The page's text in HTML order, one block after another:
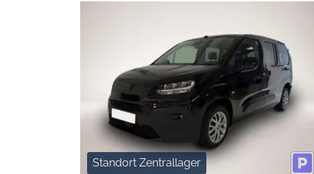
Standort Zentrallager